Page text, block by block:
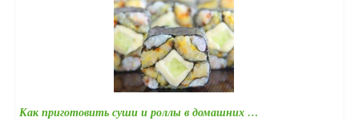
Как приготовить суши и роллы в домашних …